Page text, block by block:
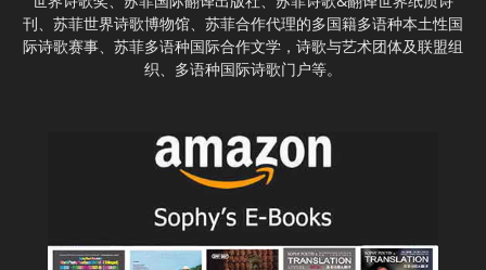
刊、苏菲世界诗歌博物馆、苏菲合作代理的多国籍多语种本土性国
际诗歌赛事、苏菲多语种国际合作文学，诗歌与艺术团体及联盟组
织、多语种国际诗歌门户等。